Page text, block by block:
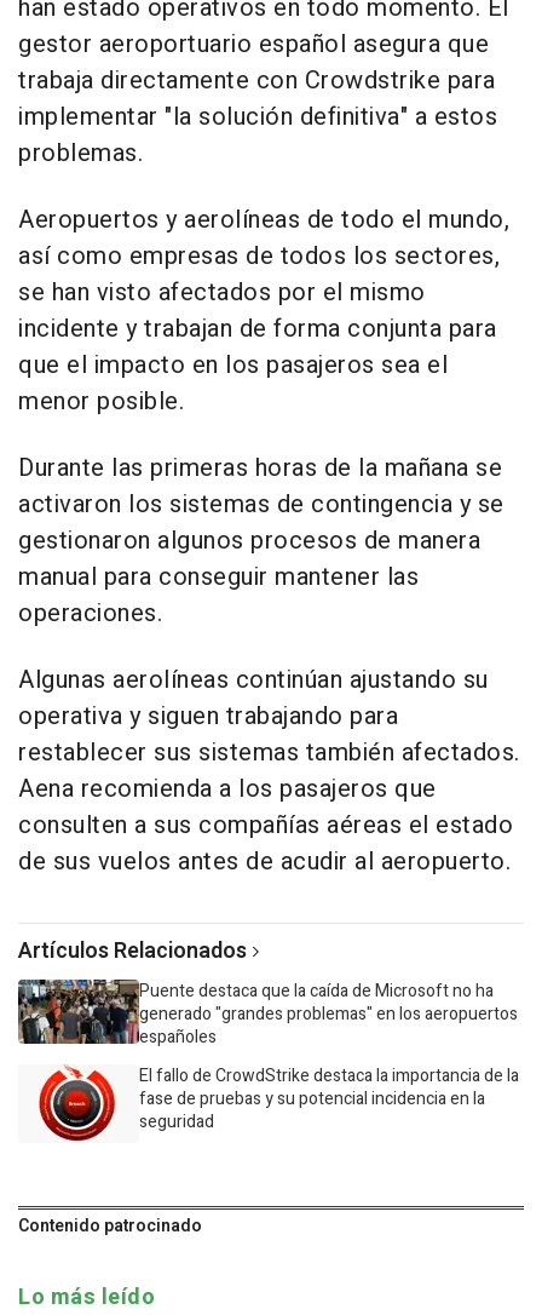
han estado operativos en todo momento. El
gestor aeroportuario español asegura que
trabaja directamente con Crowdstrike para
implementar "la solución definitiva" a estos
problemas.
Aeropuertos y aerolíneas de todo el mundo,
así como empresas de todos los sectores,
se han visto afectados por el mismo
incidente y trabajan de forma conjunta para
que el impacto en los pasajeros sea el
menor posible.
Durante las primeras horas de la mañana se
activaron los sistemas de contingencia y se
gestionaron algunos procesos de manera
manual para conseguir mantener las
operaciones.
Algunas aerolíneas continúan ajustando su
operativa y siguen trabajando para
restablecer sus sistemas también afectados.
Aena recomienda a los pasajeros que
consulten a sus compañías aéreas el estado
de sus vuelos antes de acudir al aeropuerto.
Artículos Relacionados
Puente destaca que la caída de Microsoft no ha
generado "grandes problemas" en los aeropuertos
españoles
El fallo de CrowdStrike destaca la importancia de la
fase de pruebas y su potencial incidencia en la
seguridad
Contenido patrocinado
Lo más leído